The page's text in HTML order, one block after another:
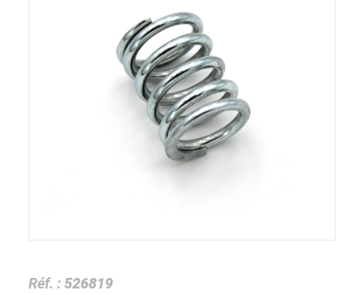
Réf. :526819